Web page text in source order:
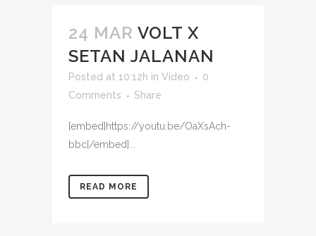
24 MAR VOLT X
SETAN JALANAN
Posted at 10:12h in Video
0
Comments
Share
[embed]https://youtu.be/OaXsAch-
bbc[/embed]...
READ MORE